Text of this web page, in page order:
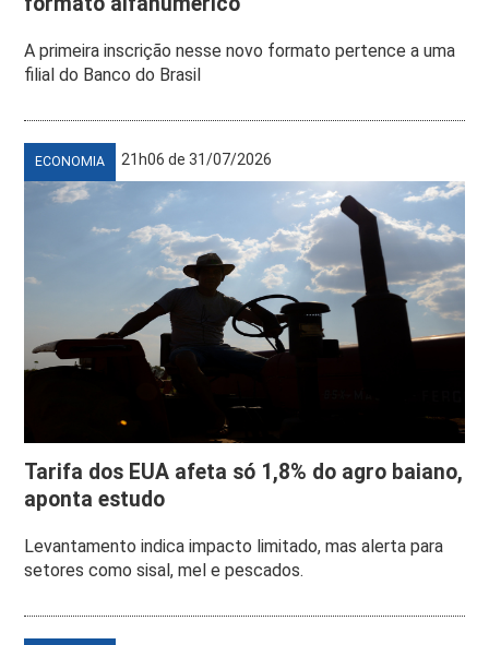
A primeira inscrição nesse novo formato pertence a uma
filial do Banco do Brasil
ECONOMIA 21h06 de 31/07/2026
Tarifa dos EUA afeta só 1,8% do agro baiano,
aponta estudo
Levantamento indica impacto limitado, mas alerta para
setores como sisal, mel e pescados.